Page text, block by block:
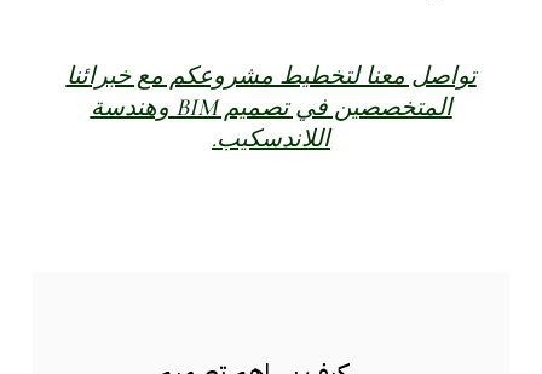
تواصل معنا لتخطيط مشروعكم مع خبرائنا
المتخصصين في تصميم BIM وهندسة
اللاندسكيب.